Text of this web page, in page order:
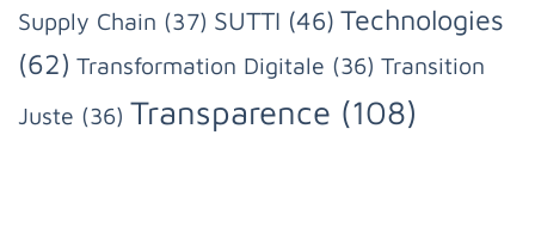
Supply Chain (37) SUTTI (46) Technologies
(62) Transformation Digitale (36) Transition
Juste (36) Transparence (108)